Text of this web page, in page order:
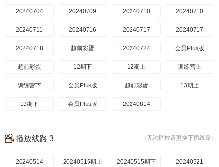
20240704 20240709 20240710 20240710
20240711 20240716 20240717 20240717
20240718 超前彩蛋 20240724 会员Plus版
超前彩蛋 12期下 12期上 训练营上
训练营下 会员Plus版 超前彩蛋 13期上
13期下 会员Plus版 20240814
↓无法播放请更换下面线路↓
播放线路 3
20240514 20240515期上 20240515期下 20240521